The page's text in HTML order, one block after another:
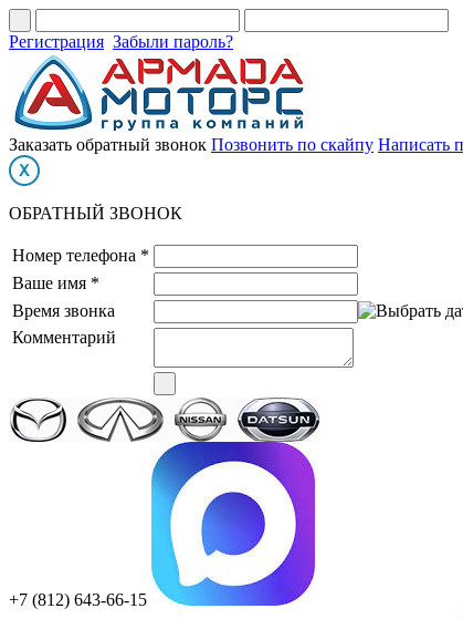
Регистрация Забыли пароль?
Заказать обратный звонок Позвонить по скайпу Написать
ОБРАТНЫЙ ЗВОНОК
Номер телефона *
Ваше имя *
Время звонка
Комментарий
+7 (812) 643-66-15